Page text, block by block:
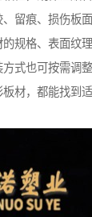
留痕、损伤板面
规格、表面纹
式也可按需调
材，都能找到